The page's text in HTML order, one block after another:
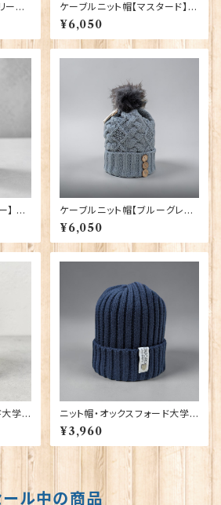
ン】
MG
ケーブルニット帽【マスタード】 A
ran Traditions 00213-MS
〔HAT-583〕
¥6,050
】 Ar
〔H
ケーブルニット帽【ブルーグレ
ー】 Aran Traditions 00213-
BG〔HAT-453〕
¥6,050
大学
ニット帽・オックスフォード大学
【ネイビー】 00216
¥3,960
ール中の商品